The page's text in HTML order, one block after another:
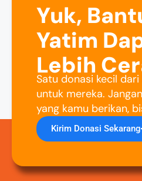
Yuk,
Yatim
Lebih
Satu donasi kecil
untuk mereka.
yang kamu berikan,
Kirim Donasi Sekarang